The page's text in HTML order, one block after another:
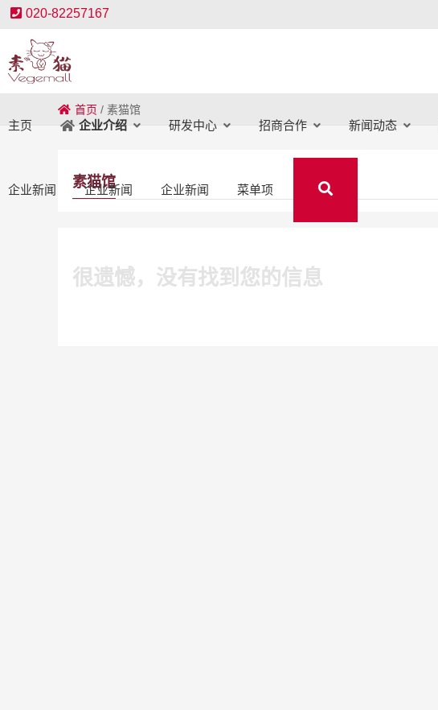
020-82257167
主页 企业介绍 研发中心 招商合作 新闻动态
企业新闻 企业新闻 企业新闻 菜单项
首页 / 素猫馆
素猫馆
很遗憾，没有找到您的信息